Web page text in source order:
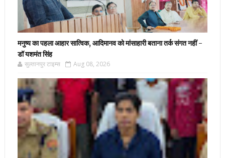
मनुष्य का पहला आहार सात्विक, आदिमानव को मांसाहारी बताना तर्क संगत नहीं -
डॉ यशमंत सिंह
सुल्तानपुर टाइम्स Aug 08, 2026